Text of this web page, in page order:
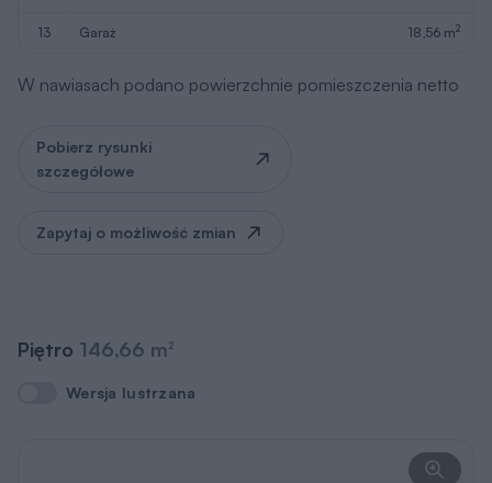
13 garaż 18,56 m2
W nawiasach podano powierzchnie pomieszczenia netto
Pobierz rysunki
szczegółowe
Zapytaj o możliwość zmian
Piętro 146,66 m2
Wersja lustrzana
Wersja lustrzana